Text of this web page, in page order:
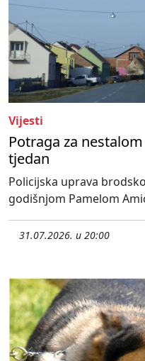
Vijesti
Potraga za
tjedan
Policijska uprava
godišnjom Pamelom
31.07.2026. u 20:00